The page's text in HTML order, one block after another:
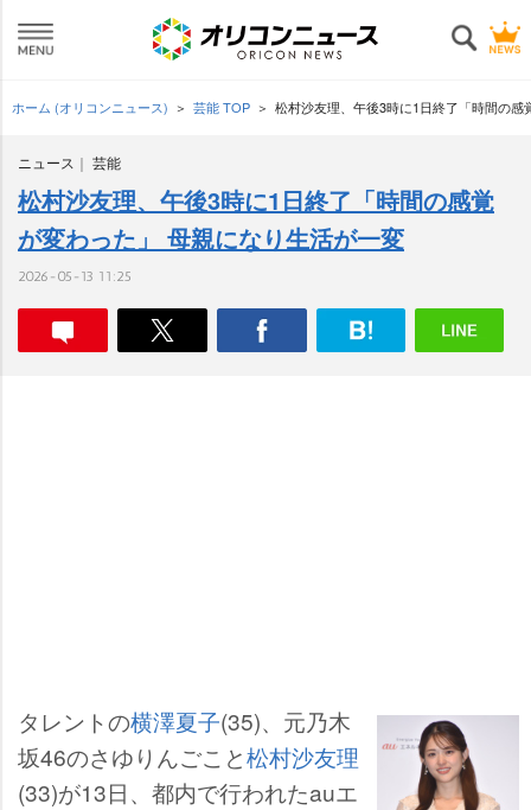
ホーム (オリコンニュース) 芸能 TOP 松村沙友理、午後3時に1日終了「時間の
ニュース 芸能
松村沙友理、午後3時に1日終了「時間の感覚
が変わった」 母親になり生活が一変
2026-05-13 11:25
タレントの横澤夏子(35)、元乃木
坂46のさゆりんごこと松村沙友理
(33)が13日、都内で行われたauエ